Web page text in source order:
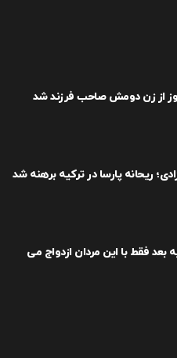
از زن دومش صاحب فرزند شد
ریحانه پارسا در ترکیه برهنه شد
بعد فقط با این مردان ازدواج می